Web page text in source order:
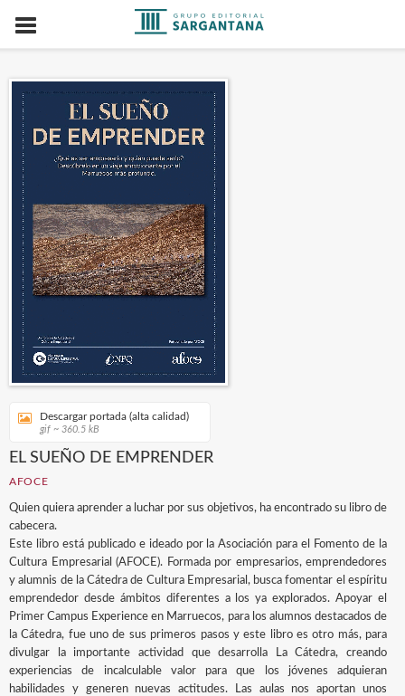
Descargar portada (alta calidad)
gif ~ 360.5 kB
EL SUEÑO DE EMPRENDER
AFOCE
Quien quiera aprender a luchar por sus objetivos, ha encontrado su libro de
cabecera.
Este libro está publicado e ideado por la Asociación para el Fomento de la
Cultura Empresarial (AFOCE). Formada por empresarios, emprendedores
y alumnis de la Cátedra de Cultura Empresarial, busca fomentar el espíritu
emprendedor desde ámbitos diferentes a los ya explorados. Apoyar el
Primer Campus Experience en Marruecos, para los alumnos destacados de
la Cátedra, fue uno de sus primeros pasos y este libro es otro más, para
divulgar la importante actividad que desarrolla La Cátedra, creando
experiencias de incalculable valor para que los jóvenes adquieran
habilidades y generen nuevas actitudes. Las aulas nos aportan unos